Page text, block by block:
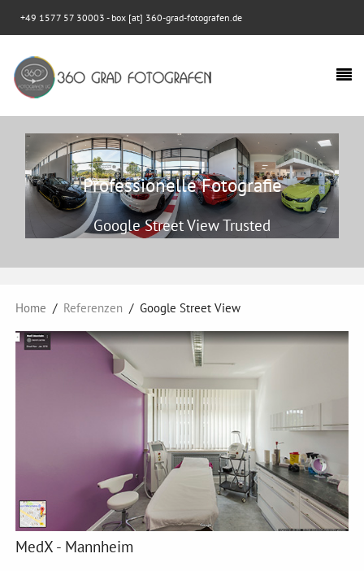
+49 1577 57 30003 - box [at] 360-grad-fotografen.de
Professionelle Fotografie
Google Street View Trusted
Home Referenzen Google Street View
MedX - Mannheim